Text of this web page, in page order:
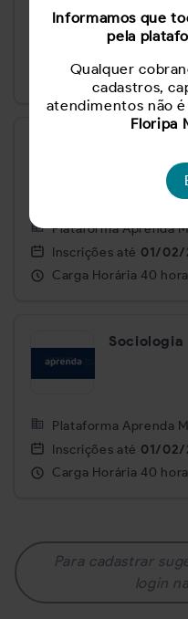
Plataforma Aprenda
Carga Horária
20
Plataforma Aprenda
Inscrições até 01/02/
Carga Horária 40
Sociologia
Plataforma Aprenda
Inscrições até 01/02/
Carga Horária 40
Para cadastrar
login
Informamos que
pela
Qualquer
cadastros,
atendimentos não
Floripa